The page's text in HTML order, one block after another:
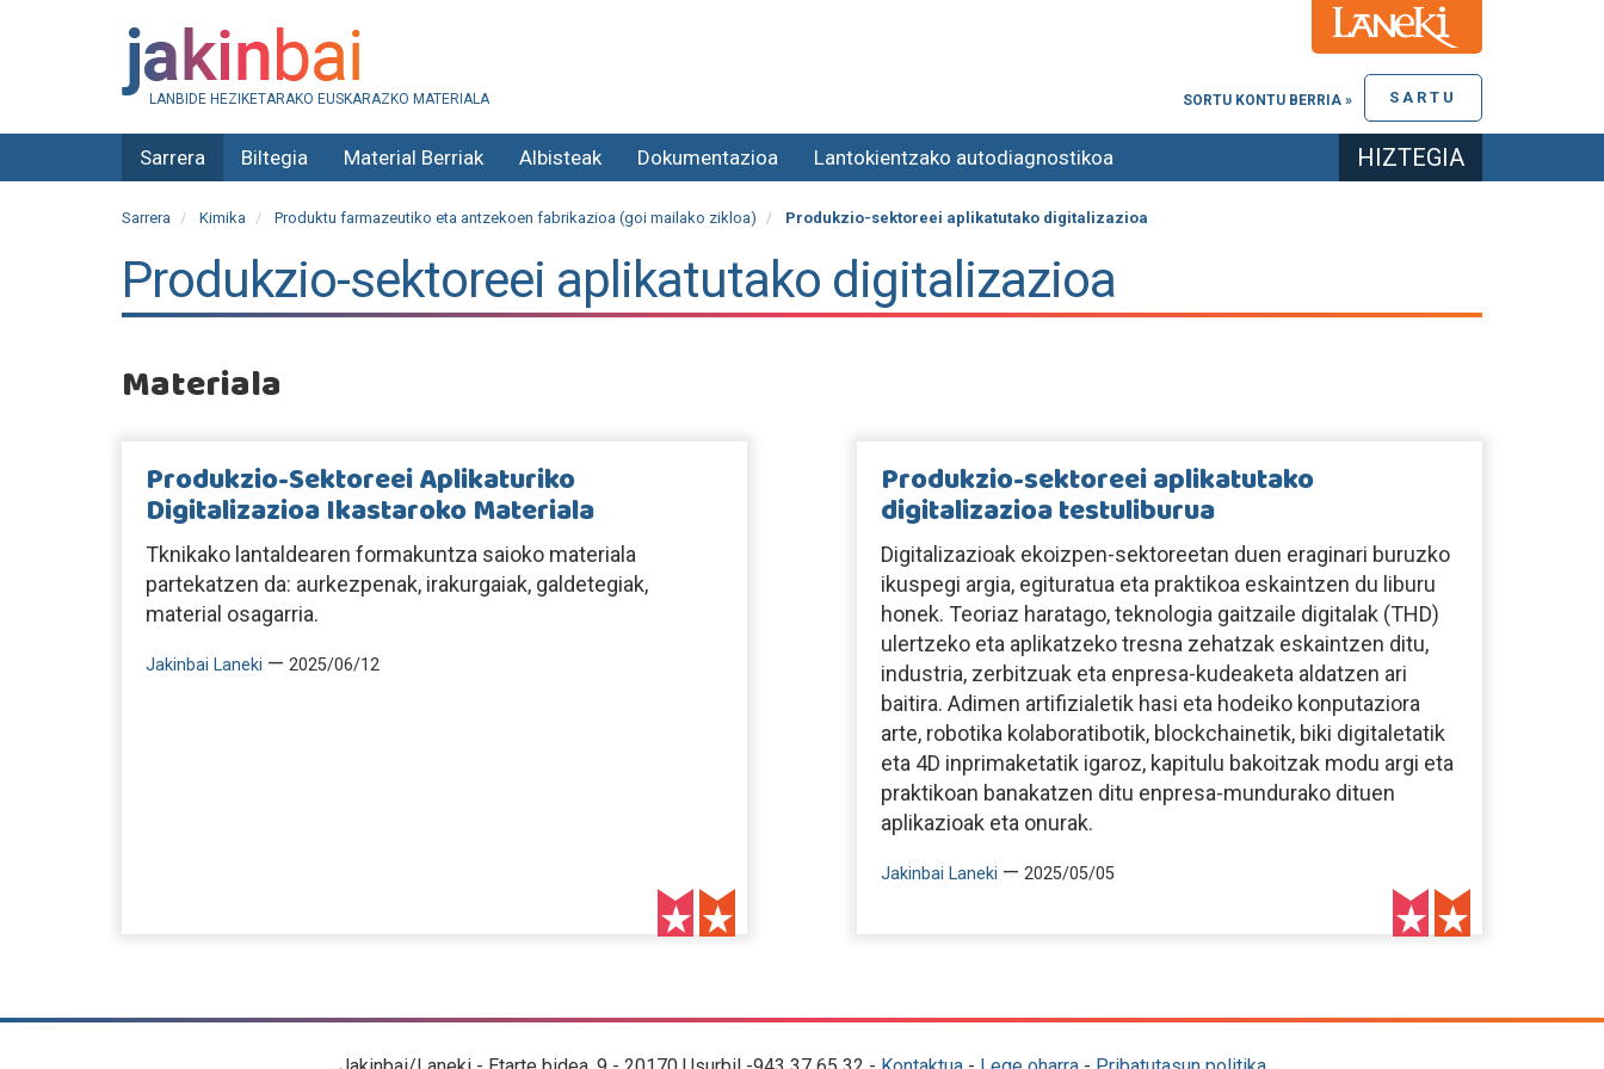
LANBIDE HEZIKETARAKO EUSKARAZKO MATERIALA SARTU
SORTU KONTU BERRIA »
Sarrera Biltegia Material Berriak Albisteak Dokumentazioa Lantokientzako autodiagnostikoa HIZTEGIA
Sarrera Kimika Produktu farmazeutiko eta antzekoen fabrikazioa (goi mailako zikloa) Produkzio-sektoreei aplikatutako digitalizazioa
Produkzio-sektoreei aplikatutako digitalizazioa
Materiala
Produkzio-Sektoreei Aplikaturiko
Digitalizazioa Ikastaroko Materiala
Tknikako lantaldearen formakuntza saioko materiala
partekatzen da: aurkezpenak, irakurgaiak, galdetegiak,
material osagarria.
Jakinbai Laneki — 2025/06/12
Produkzio-sektoreei aplikatutako
digitalizazioa testuliburua
Digitalizazioak ekoizpen-sektoreetan duen eraginari buruzko
ikuspegi argia, egituratua eta praktikoa eskaintzen du liburu
honek. Teoriaz haratago, teknologia gaitzaile digitalak (THD)
ulertzeko eta aplikatzeko tresna zehatzak eskaintzen ditu,
industria, zerbitzuak eta enpresa-kudeaketa aldatzen ari
baitira. Adimen artifizialetik hasi eta hodeiko konputaziora
arte, robotika kolaboratibotik, blockchainetik, biki digitaletatik
eta 4D inprimaketatik igaroz, kapitulu bakoitzak modu argi eta
praktikoan banakatzen ditu enpresa-mundurako dituen
aplikazioak eta onurak.
Jakinbai Laneki — 2025/05/05